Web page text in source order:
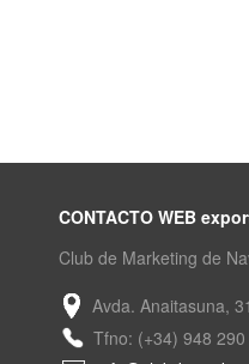
CONTACTO WEB
Club de Marketing de
Avda. Anaitasuna,
Tfno: (+34) 948 290